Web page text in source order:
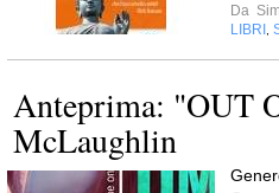
Da
LIBRI ,
Anteprima: "OUT
McLaughlin